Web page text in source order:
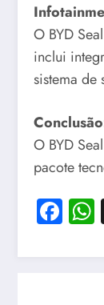
O BYD
inclui
sistema
O BYD
pacote